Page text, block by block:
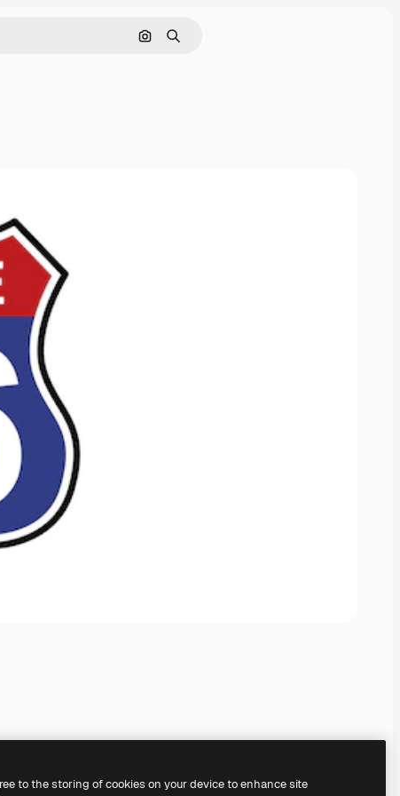
Cerca per immagine
Ricerca
to the storing of cookies on your device to enhance site